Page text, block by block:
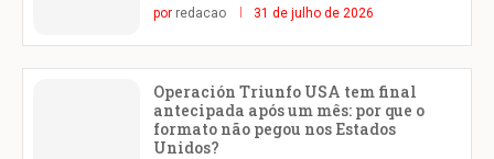
por redacao 31 de julho de 2026
Operación Triunfo USA tem final
antecipada após um mês: por que o
formato não pegou nos Estados
Unidos?